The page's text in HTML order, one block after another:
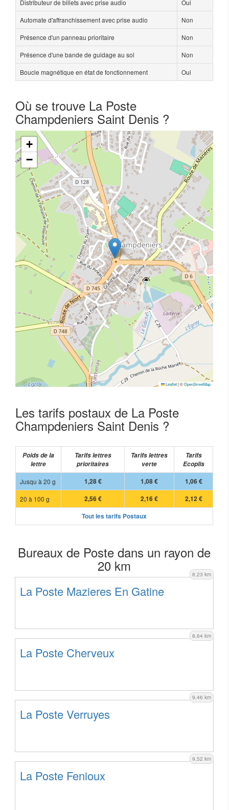
Distributeur de billets avec prise audio
Oui
Automate d'affranchissement avec prise audio
Non
Présence d'un panneau prioritaire
Non
Présence d'une bande de guidage au sol
Non
Boucle magnétique en état de fonctionnement
Oui
Où se trouve La Poste
Champdeniers Saint Denis ?
+
−
Leaflet|©OpenStreetMap
Les tarifs postaux de La Poste
Champdeniers Saint Denis ?
Poids de la
lettre
Tarifs lettres
prioritaires
Tarifs lettres
verte
Tarifs
Ecoplis
Jusqu à 20 g
1,28 € 1,08 €
1,06 €
20 à 100 g
2,56 € 2,16 €
2,12 €
Tout les tarifs Postaux
Bureaux de Poste dans un rayon de
20 km 8,23 km
La Poste Mazieres En Gatine
8,64 km
La Poste Cherveux
9,46 km
La Poste Verruyes
9,52 km
La Poste Fenioux